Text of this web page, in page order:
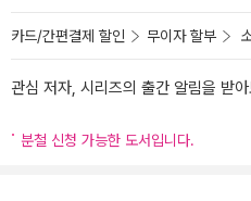
카드/간편결제 할인 무이자 할부
관심 저자, 시리즈의 출간 알림을 받
분철 신청 가능한 도서입니다.